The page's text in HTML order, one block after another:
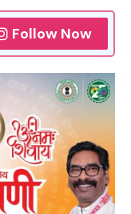
Follow Now